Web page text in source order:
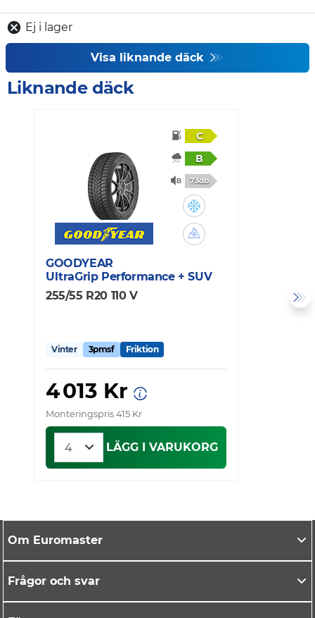
Ej i lager
Visa liknande däck
Liknande däck
C
B
73db
GOODYEAR
UltraGrip Performance + SUV
255/55 R20 110 V
Vinter 3pmsf Friktion
4 013 Kr
Monteringspris 415 Kr
LÄGG I VARUKORG
Om Euromaster
Frågor och svar